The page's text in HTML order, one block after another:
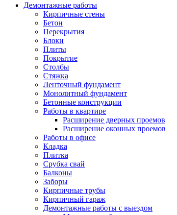
Демонтажные работы
Кирпичные стены
Бетон
Перекрытия
Блоки
Плиты
Покрытие
Столбы
Стяжка
Ленточный фундамент
Монолитный фундамент
Бетонные конструкции
Работы в квартире
Расширение дверных проемов
Расширение оконных проемов
Работы в офисе
Кладка
Плитка
Срубка свай
Балконы
Заборы
Кирпичные трубы
Кирпичный гараж
Демонтажные работы с выездом